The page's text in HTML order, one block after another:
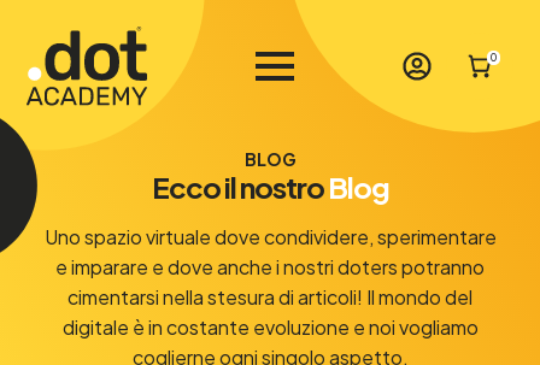
0
BLOG
Ecco il nostroBlog
Uno spazio virtuale dove condividere, sperimentare
e imparare e dove anche i nostri doters potranno
cimentarsi nella stesura di articoli! Il mondo del
digitale è in costante evoluzione e noi vogliamo
coglierne ogni singolo aspetto.